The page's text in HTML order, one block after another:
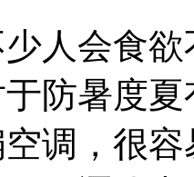
人会食
防暑度
调，很